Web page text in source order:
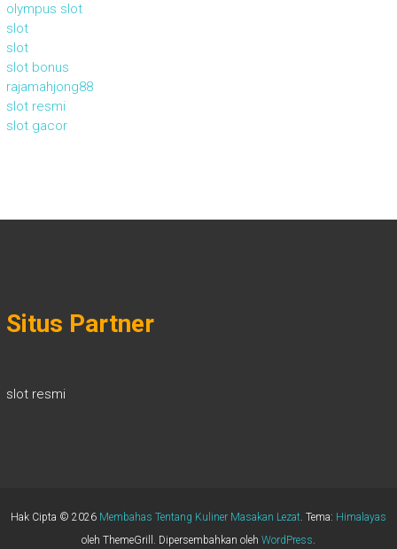
olympus slot
slot
slot
slot bonus
rajamahjong88
slot resmi
slot gacor
Situs Partner
slot resmi
Hak Cipta © 2026 Membahas Tentang Kuliner Masakan Lezat. Tema: Himalayas
oleh ThemeGrill. Dipersembahkan oleh WordPress.